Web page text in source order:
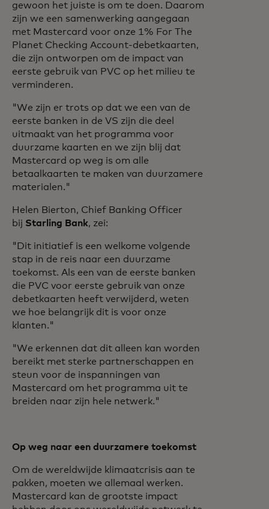
gewoon het juiste is om te doen. Daarom
zijn we een samenwerking aangegaan
met Mastercard voor onze 1% For The
Planet Checking Account-debetkaarten,
die zijn ontworpen om de impact van
eerste gebruik van PVC op het milieu te
verminderen.
"We zijn er trots op dat we een van de
eerste banken in de VS zijn die deel
uitmaakt van het programma voor
duurzame kaarten en we zijn blij dat
Mastercard op weg is om alle
betaalkaarten te maken van duurzamere
materialen."
Helen Bierton, Chief Banking Officer
bij Starling Bank, zei:
"Dit initiatief is een welkome volgende
stap in de reis naar een duurzame
toekomst. Als een van de eerste banken
die PVC voor eerste gebruik van onze
debetkaarten heeft verwijderd, weten
we hoe belangrijk dit is voor onze
klanten."
"We erkennen dat dit alleen kan worden
bereikt met sterke partnerschappen en
steun voor de inspanningen van
Mastercard om het programma uit te
breiden naar zijn hele netwerk."
Op weg naar een duurzamere toekomst
Om de wereldwijde klimaatcrisis aan te
pakken, moeten we allemaal werken.
Mastercard kan de grootste impact